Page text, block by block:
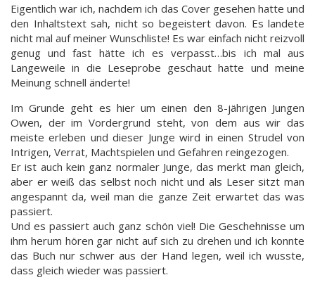
Eigentlich war ich, nachdem ich das Cover gesehen hatte und
den Inhaltstext sah, nicht so begeistert davon. Es landete
nicht mal auf meiner Wunschliste! Es war einfach nicht reizvoll
genug und fast hätte ich es verpasst…bis ich mal aus
Langeweile in die Leseprobe geschaut hatte und meine
Meinung schnell änderte!
Im Grunde geht es hier um einen den 8-jährigen Jungen
Owen, der im Vordergrund steht, von dem aus wir das
meiste erleben und dieser Junge wird in einen Strudel von
Intrigen, Verrat, Machtspielen und Gefahren reingezogen.
Er ist auch kein ganz normaler Junge, das merkt man gleich,
aber er weiß das selbst noch nicht und als Leser sitzt man
angespannt da, weil man die ganze Zeit erwartet das was
passiert.
Und es passiert auch ganz schön viel! Die Geschehnisse um
ihm herum hören gar nicht auf sich zu drehen und ich konnte
das Buch nur schwer aus der Hand legen, weil ich wusste,
dass gleich wieder was passiert.